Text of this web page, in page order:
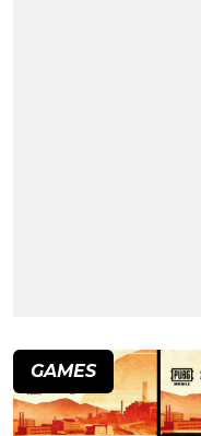
GAMES